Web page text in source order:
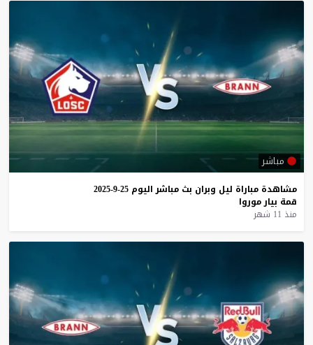
مباشر
مشاهدة مباراة ليل وبران بث مباشر اليوم 25-9-2025
قمة بيارموروا
منذ 11 شهر